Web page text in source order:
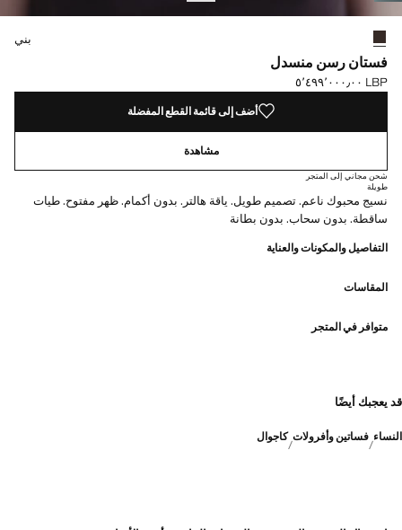
فستان رسن منسدل
السعر الحالي [LBP ٥٬٤٩٩٬٠٠٠٫٠٠ ]
LBP ٥٬٤٩٩٬٠٠٠٫٠٠
حدد اللون
تم اختيار اللون بني
بني
أضف إلى قائمة القطع المفضلة
مشاهدة
شحن مجاني إلى المتجر
طويلة
نسيج محبوك ناعم. تصميم طويل. ياقة هالتر. بدون أكمام. ظهر مفتوح. طيات
ساقطة. بدون سحاب. بدون بطانة
التفاصيل والمكونات والعناية
المقاسات
متوافر في المتجر
قد يعجبك أيضًا
النساء فساتين وأفرولات كاجوال